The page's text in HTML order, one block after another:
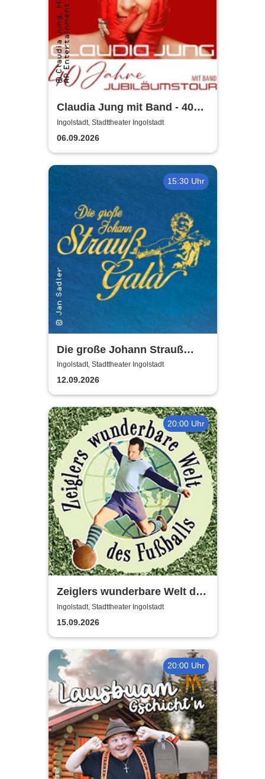
Claudia Jung mit Band - 40
Jahre Jubiläumstour
Ingolstadt, Stadttheater Ingolstadt
06.09.2026
15:30 Uhr
Die große Johann Strauß
Gala - unsterbliche Arien &
Duette der Strauß Familie
Ingolstadt, Stadttheater Ingolstadt
12.09.2026
20:00 Uhr
Zeiglers wunderbare Welt des
Fußballs - Immer Glück ist
Können!
Ingolstadt, Stadttheater Ingolstadt
15.09.2026
20:00 Uhr